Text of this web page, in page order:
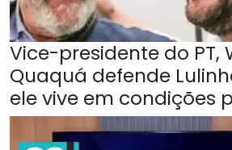
Vice-presidente do PT,
Quaquá defende
ele vive em condições